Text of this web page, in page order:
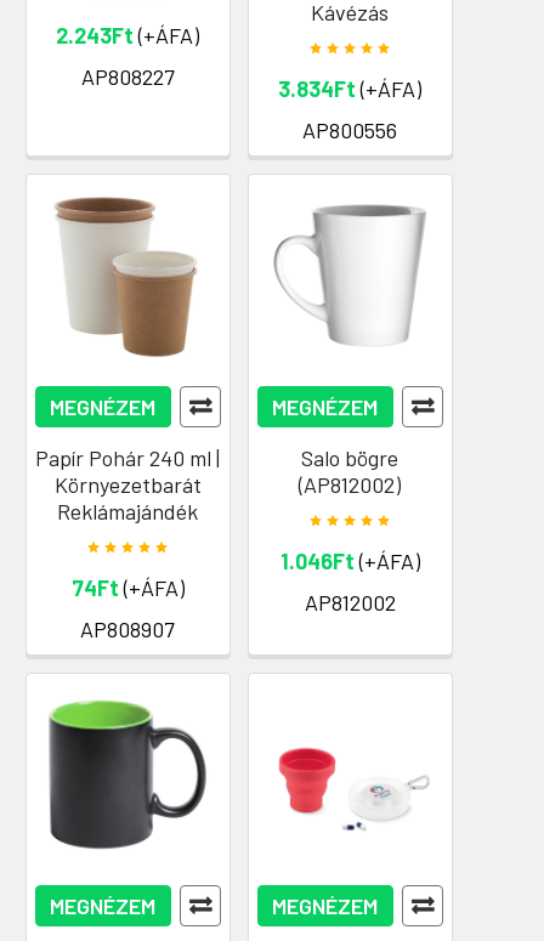
2.243Ft(+ÁFA)
AP808227
Kávézás
3.834Ft(+ÁFA)
AP800556
MEGNÉZEM
Papír Pohár 240 ml |
Környezetbarát
Reklámajándék
74Ft(+ÁFA)
AP808907
MEGNÉZEM
Salo bögre
(AP812002)
1.046Ft(+ÁFA)
AP812002
MEGNÉZEM
MEGNÉZEM